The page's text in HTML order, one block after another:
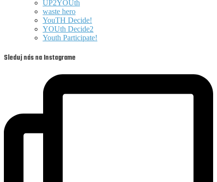
UP2YOUth
waste hero
YouTH Decide!
YOUth Decide2
Youth Participate!
Sleduj nás na Instagrame